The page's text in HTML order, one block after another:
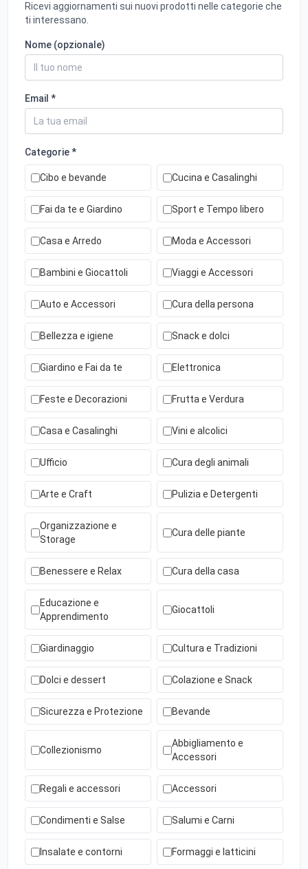
Ricevi aggiornamenti sui nuovi prodotti nelle categorie che
ti interessano.
Nome (opzionale)
Email *
Categorie *
Cibo e bevande Cucina e Casalinghi
Fai da te e Giardino Sport e Tempo libero
Casa e Arredo Moda e Accessori
Bambini e Giocattoli Viaggi e Accessori
Auto e Accessori Cura della persona
Bellezza e igiene Snack e dolci
Giardino e Fai da te Elettronica
Feste e Decorazioni Frutta e Verdura
Casa e Casalinghi Vini e alcolici
Ufficio Cura degli animali
Arte e Craft Pulizia e Detergenti
Organizzazione e
Storage
Cura delle piante
Benessere e Relax Cura della casa
Educazione e
Apprendimento
Giocattoli
Giardinaggio Cultura e Tradizioni
Dolci e dessert Colazione e Snack
Sicurezza e Protezione Bevande
Collezionismo
Abbigliamento e
Accessori
Regali e accessori Accessori
Condimenti e Salse Salumi e Carni
Insalate e contorni Formaggi e latticini